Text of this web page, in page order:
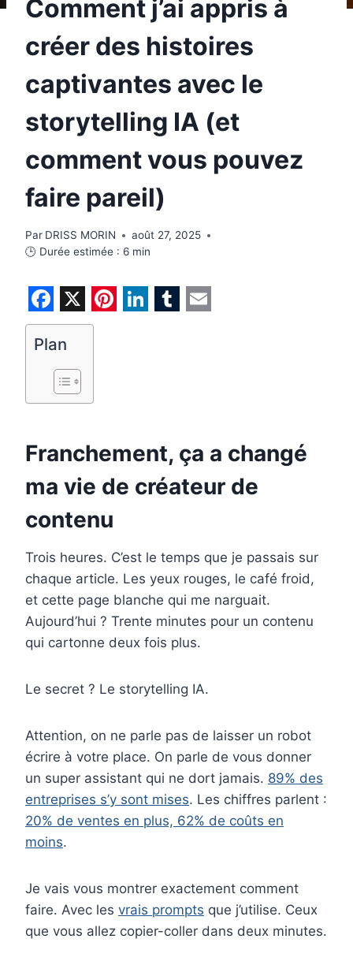
Comment j’ai appris à
créer des histoires
captivantes avec le
storytelling IA (et
comment vous pouvez
faire pareil)
Par DRISS MORIN
août 27, 2025
🕒 Durée estimée : 6 min
F
a
e
o
o
k
X P
t
r
e
s
t
d
I
n
r
Plan
Franchement, ça a changé
ma vie de créateur de
contenu
Trois heures. C’est le temps que je passais sur
chaque article. Les yeux rouges, le café froid,
et cette page blanche qui me narguait.
Aujourd’hui ? Trente minutes pour un contenu
qui cartonne deux fois plus.
Le secret ? Le storytelling IA.
Attention, on ne parle pas de laisser un robot
écrire à votre place. On parle de vous donner
un super assistant qui ne dort jamais. 89% des
entreprises s’y sont mises. Les chiffres parlent :
20% de ventes en plus, 62% de coûts en
moins.
Je vais vous montrer exactement comment
faire. Avec les vrais prompts que j’utilise. Ceux
que vous allez copier-coller dans deux minutes.